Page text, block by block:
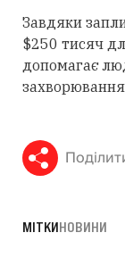
Завдяки
$250 тисяч
допомагає
МІТКИНОВИНИ